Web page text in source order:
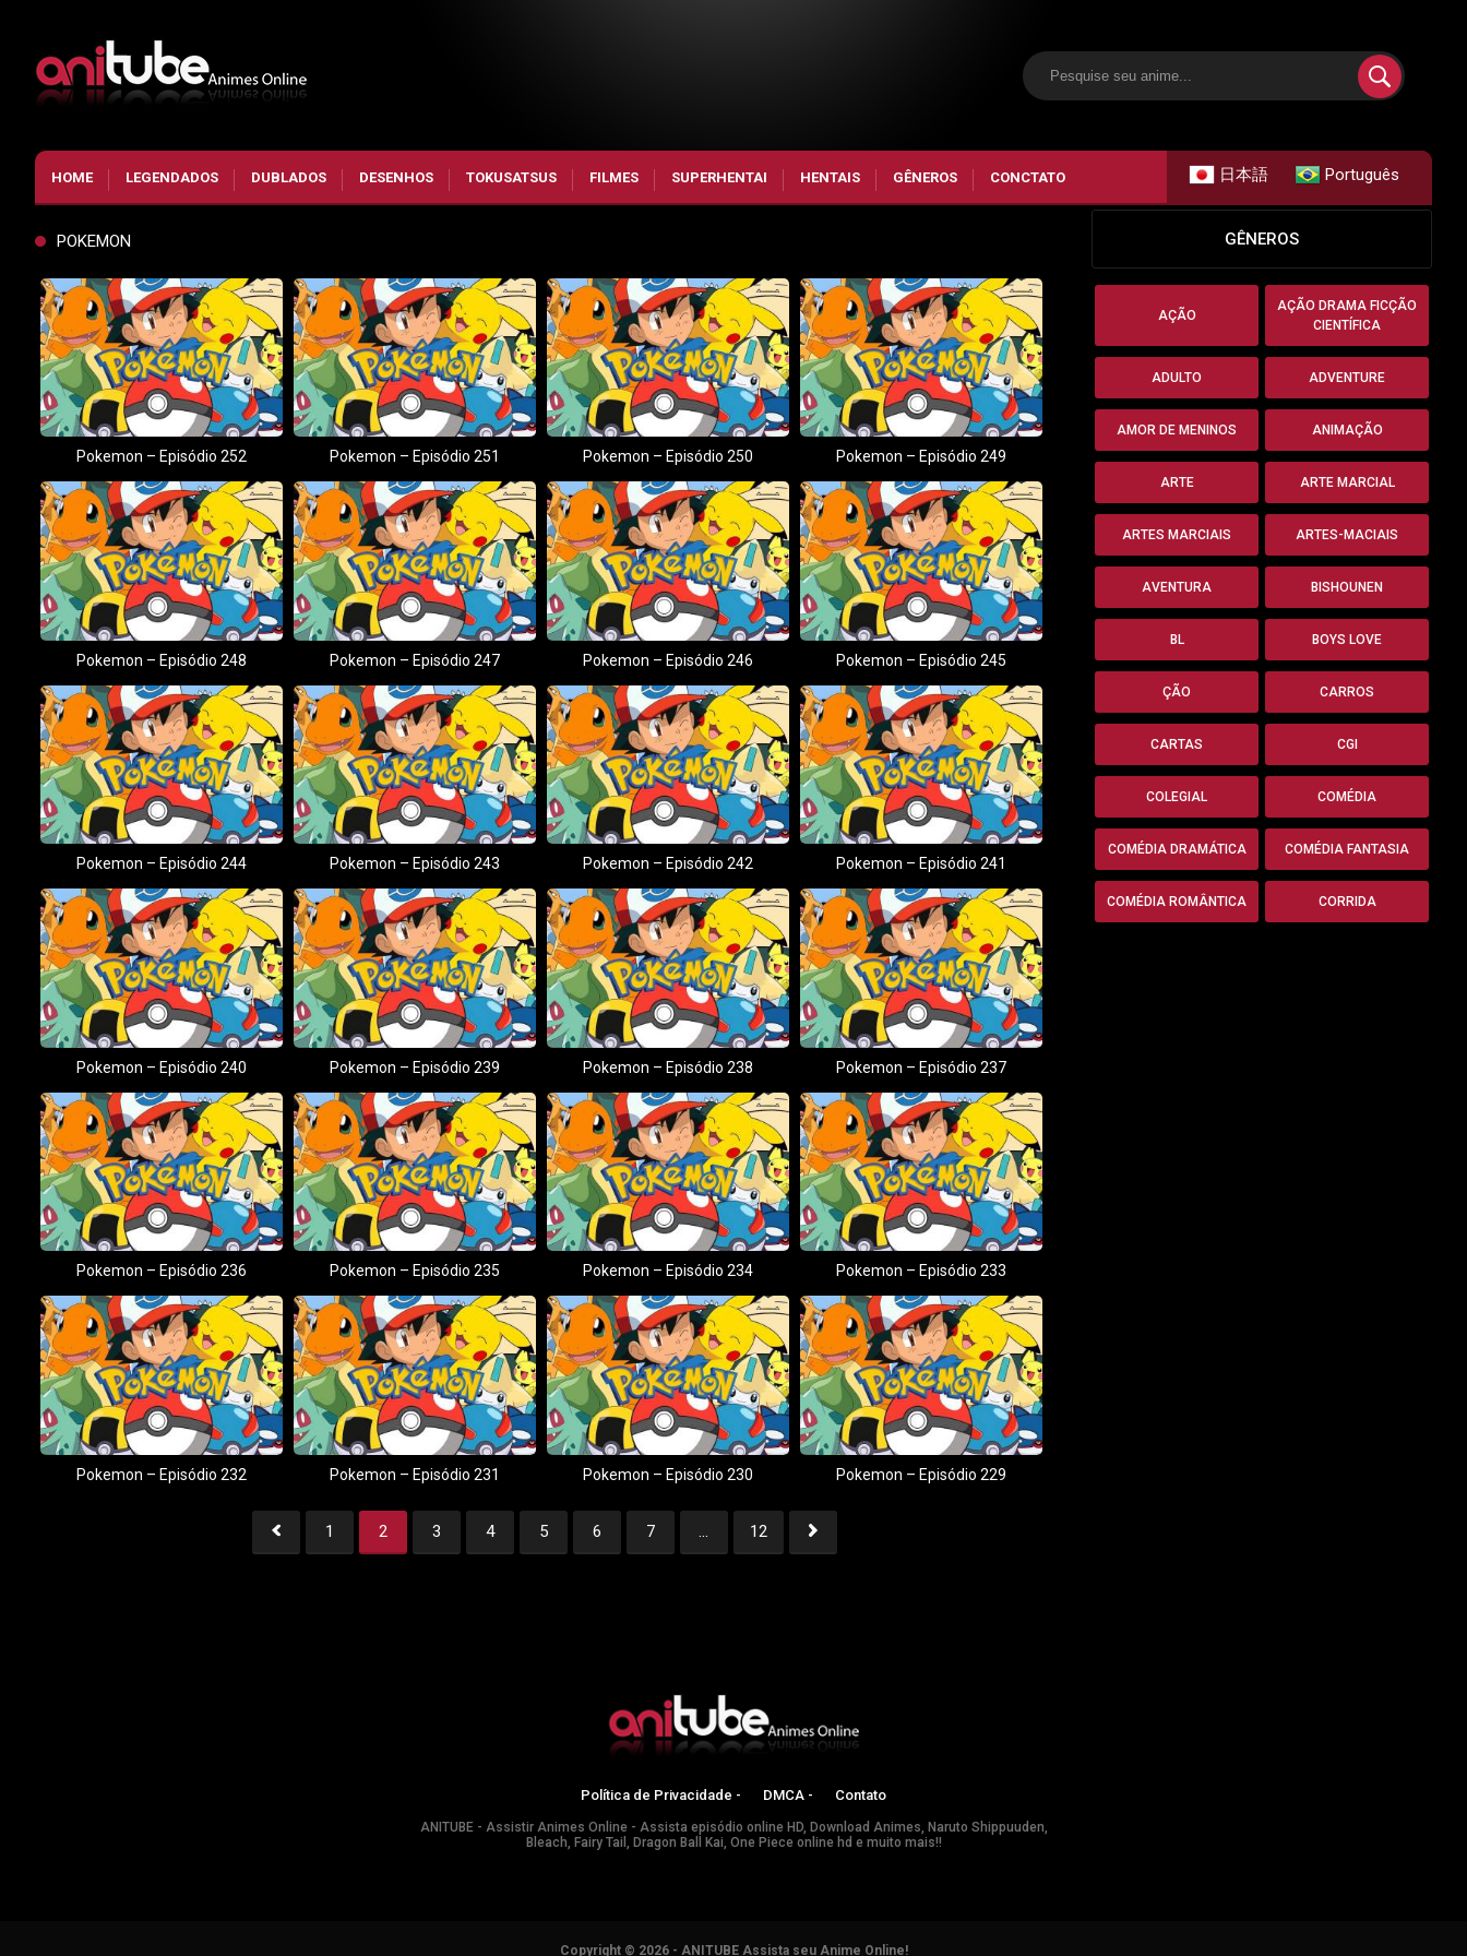
HOME LEGENDADOS DUBLADOS DESENHOS TOKUSATSUS FILMES SUPERHENTAI HENTAIS GÊNEROS CONCTATO 日本語 Português
POKEMON
Pokemon – Episódio 252 Pokemon – Episódio 251 Pokemon – Episódio 250 Pokemon – Episódio 249
Pokemon – Episódio 248 Pokemon – Episódio 247 Pokemon – Episódio 246 Pokemon – Episódio 245
Pokemon – Episódio 244 Pokemon – Episódio 243 Pokemon – Episódio 242 Pokemon – Episódio 241
Pokemon – Episódio 240 Pokemon – Episódio 239 Pokemon – Episódio 238 Pokemon – Episódio 237
Pokemon – Episódio 236 Pokemon – Episódio 235 Pokemon – Episódio 234 Pokemon – Episódio 233
Pokemon – Episódio 232 Pokemon – Episódio 231 Pokemon – Episódio 230 Pokemon – Episódio 229
1
1
2
2
3
3
4
4
5
5
6
6
7
7 ...
12
12
GÊNEROS
AÇÃO
AÇÃO DRAMA FICÇÃO
CIENTÍFICA
ADULTO ADVENTURE
AMOR DE MENINOS ANIMAÇÃO
ARTE ARTE MARCIAL
ARTES MARCIAIS ARTES-MACIAIS
AVENTURA BISHOUNEN
BL BOYS LOVE
ÇÃO CARROS
CARTAS CGI
COLEGIAL COMÉDIA
COMÉDIA DRAMÁTICA COMÉDIA FANTASIA
COMÉDIA ROMÂNTICA CORRIDA
Política de Privacidade - DMCA - Contato
ANITUBE - Assistir Animes Online - Assista episódio online HD, Download Animes, Naruto Shippuuden,
Bleach, Fairy Tail, Dragon Ball Kai, One Piece online hd e muito mais!!
Copyright © 2026 - ANITUBE Assista seu Anime Online!